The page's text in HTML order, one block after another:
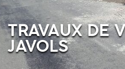
TRAVAUX DE
JAVOLS